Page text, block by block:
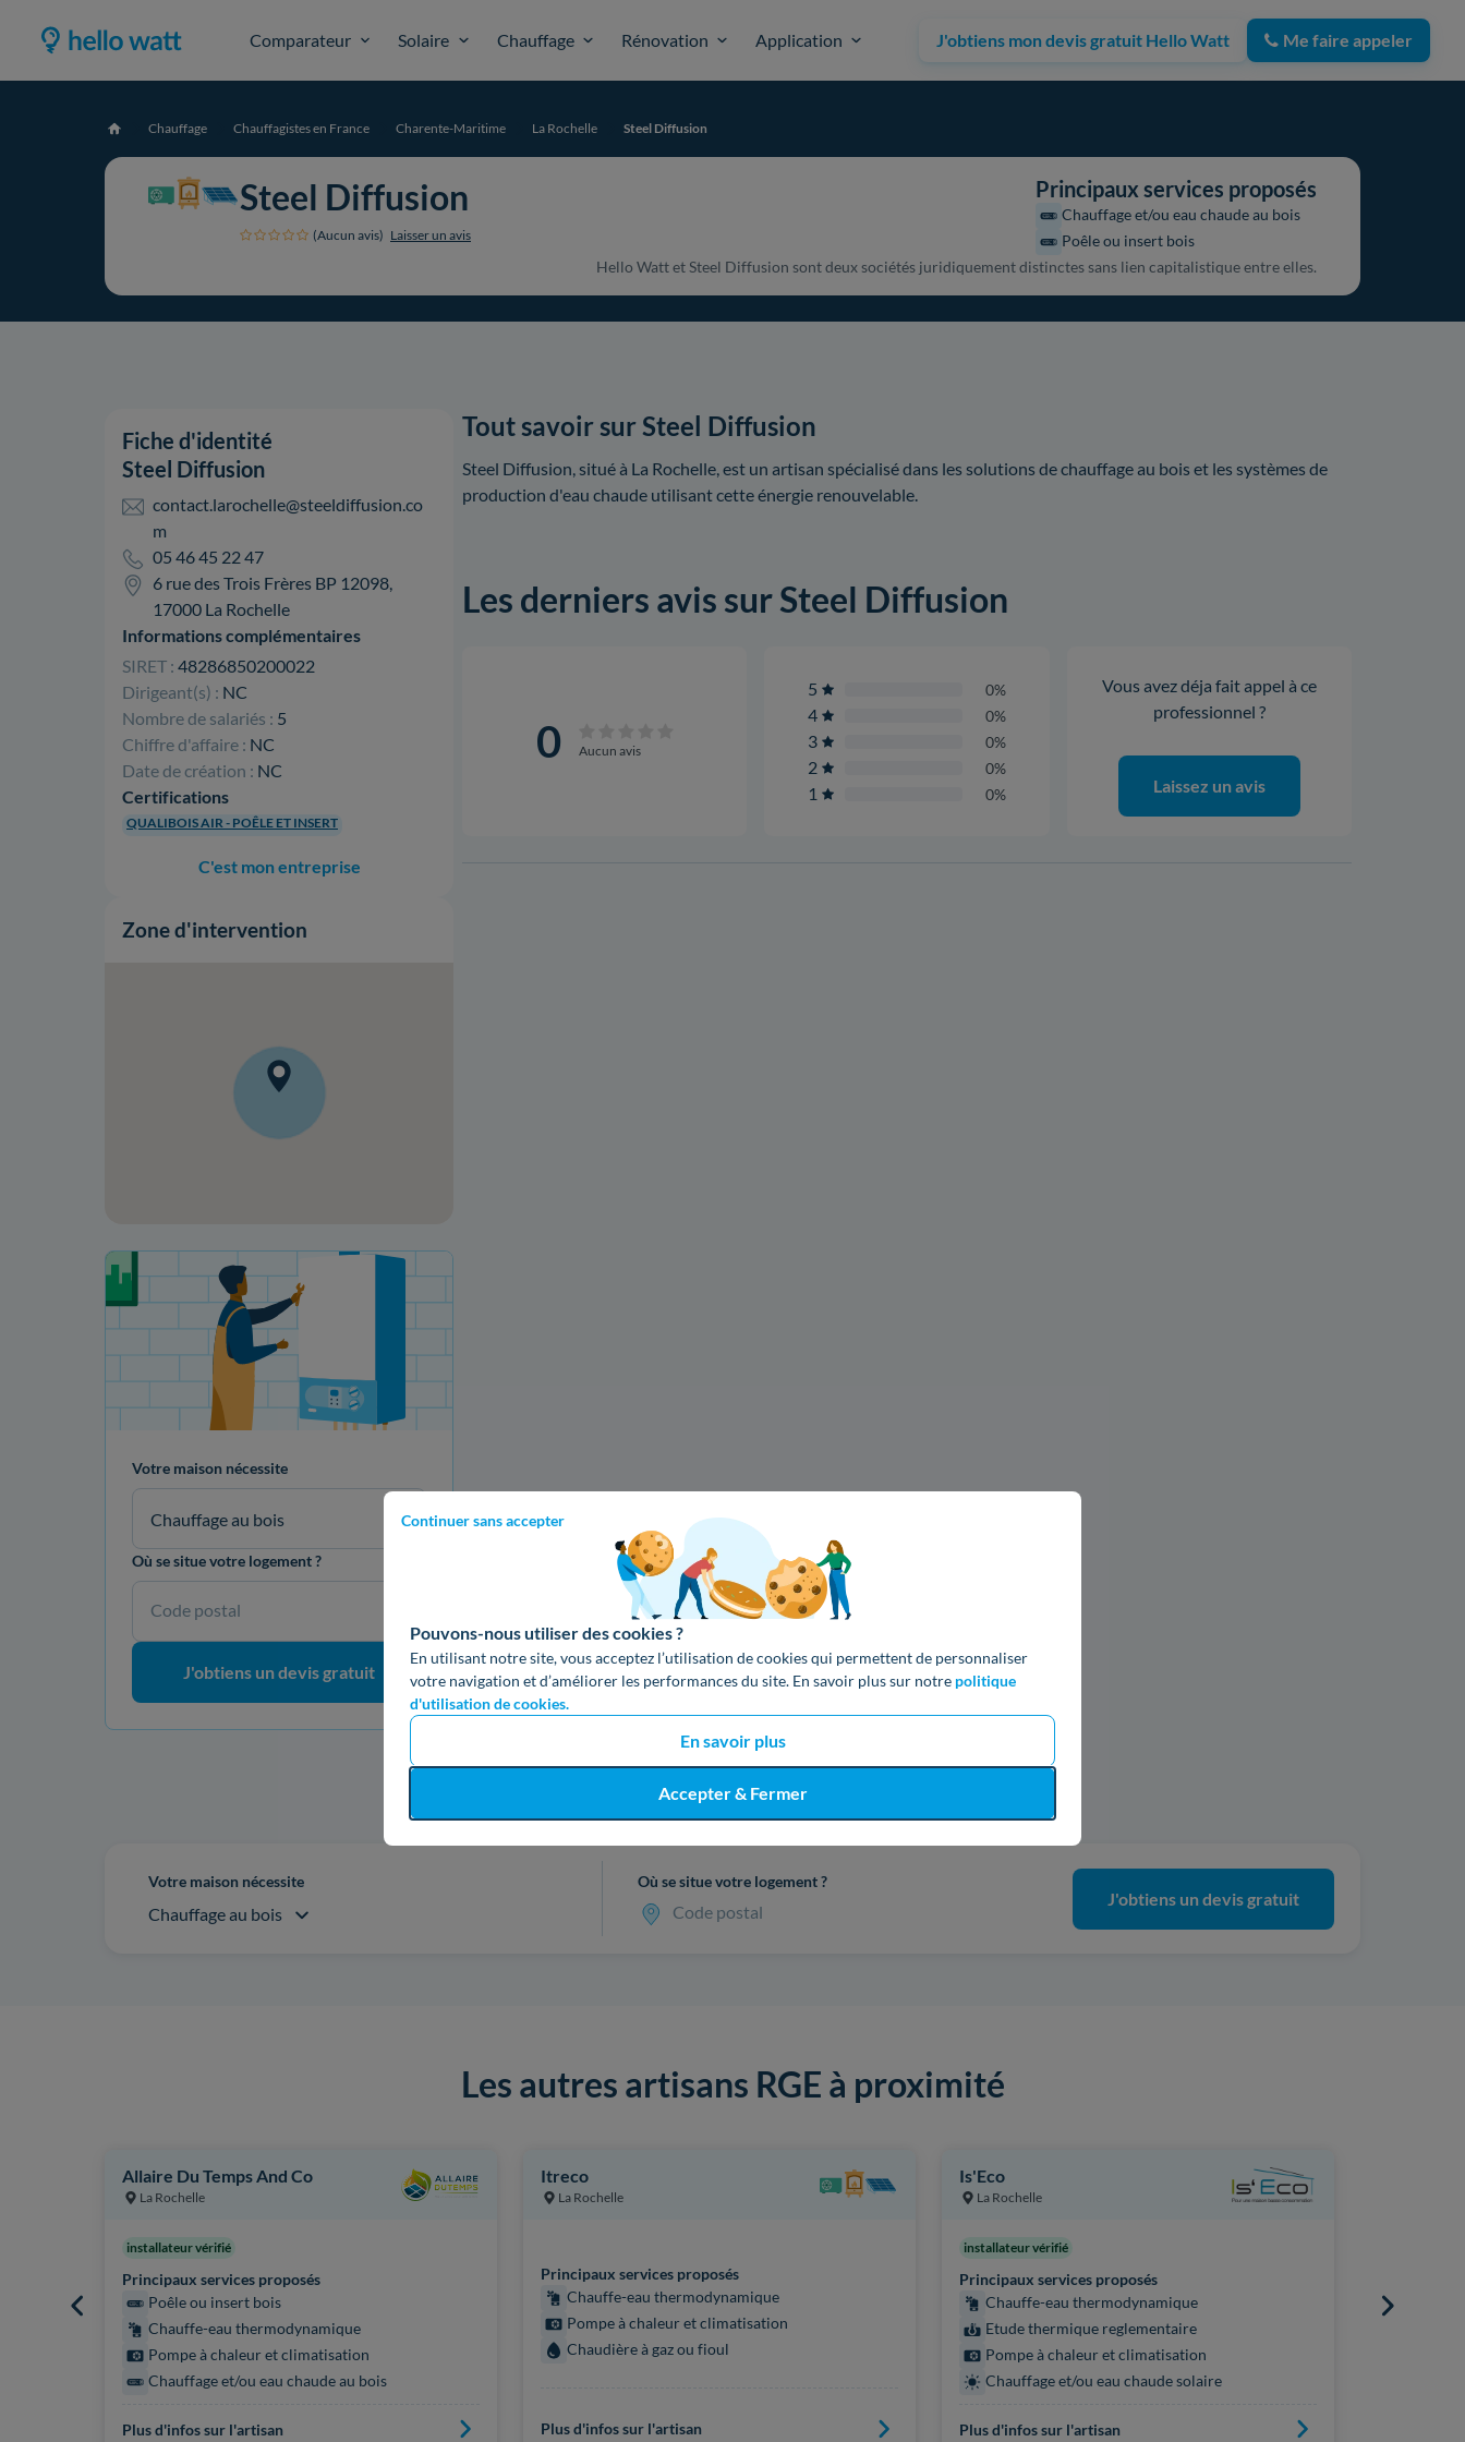
Comparateur Solaire Chauffage Rénovation Application J'obtiens mon devis gratuit Hello Watt Me faire appeler
Continuer sans accepter
Pouvons-nous utiliser des cookies ?
En utilisant notre site, vous acceptez l’utilisation de cookies qui permettent de personnaliser
votre navigation et d’améliorer les performances du site. En savoir plus sur notre politique
d'utilisation de cookies.
En savoir plus
Accepter & Fermer
Accueil Chauffage Chauffagistes en France Charente-Maritime La Rochelle Steel Diffusion
Steel Diffusion
(Aucun avis) Laisser un avis
Principaux services proposés
Chauffage et/ou eau chaude au bois
Poêle ou insert bois
Hello Watt et Steel Diffusion sont deux sociétés juridiquement distinctes sans lien capitalistique entre elles.
Fiche d'identité
Steel Diffusion
contact.larochelle@steeldiffusion.co
m
05 46 45 22 47
6 rue des Trois Frères BP 12098,
17000 La Rochelle
Informations complémentaires
SIRET : 48286850200022
Dirigeant(s) : NC
Nombre de salariés : 5
Chiffre d'affaire : NC
Date de création : NC
Certifications
QUALIBOIS AIR - POÊLE ET INSERT
C'est mon entreprise
Zone d'intervention
Votre projet de rénovation
Votre maison nécessite
Chauffage au bois
Où se situe votre logement ?
Code postal
J'obtiens un devis gratuit
Tout savoir sur Steel Diffusion
Steel Diffusion, situé à La Rochelle, est un artisan spécialisé dans les solutions de chauffage au bois et les systèmes de
production d'eau chaude utilisant cette énergie renouvelable.
Les derniers avis sur Steel Diffusion
0 Aucun avis
5 0%
4 0%
3 0%
2 0%
1 0%
Vous avez déja fait appel à ce
professionnel ?
Laissez un avis
Recevez votre devis gratuit en 3 clics
Votre maison nécessite
Chauffage au bois
Où se situe votre logement ?
Code postal
J'obtiens un devis gratuit
Les autres artisans RGE à proximité
Allaire Du Temps And Co
La Rochelle
installateur vérifié
Principaux services proposés
Poêle ou insert bois
Chauffe-eau thermodynamique
Pompe à chaleur et climatisation
Chauffage et/ou eau chaude au bois
Plus d'infos sur l'artisan
Itreco
La Rochelle
Principaux services proposés
Chauffe-eau thermodynamique
Pompe à chaleur et climatisation
Chaudière à gaz ou fioul
Plus d'infos sur l'artisan
Is'Eco
La Rochelle
installateur vérifié
Principaux services proposés
Chauffe-eau thermodynamique
Etude thermique reglementaire
Pompe à chaleur et climatisation
Chauffage et/ou eau chaude solaire
Plus d'infos sur l'artisan